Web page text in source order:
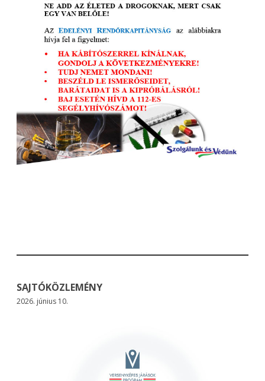
SAJTÓKÖZLEMÉNY
2026. június 10.